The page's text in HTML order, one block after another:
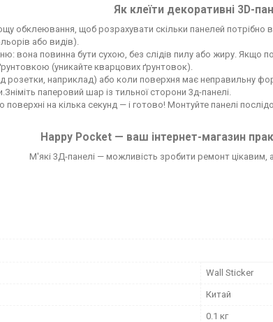
Як клеїти декоративні 3D-
обклеювання, щоб розрахувати скільки панелей потрібно
або видів).
вона повинна бути сухою, без слідів пилу або жиру. Якщо
(уникайте кварцових ґрунтовок).
розетки, наприклад) або коли поверхня має неправильну
паперовий шар із тильної сторони 3д-панелі.
поверхні на кілька секунд — і готово! Монтуйте панелі
Happy Pocket — ваш інтернет-магазин
М'які 3Д-панелі — можливість зробити ремонт цікавим,
Wall Sticker
Китай
0.1 кг